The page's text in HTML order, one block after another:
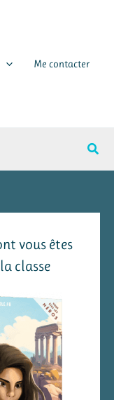
Me contacter
vous êtes
classe